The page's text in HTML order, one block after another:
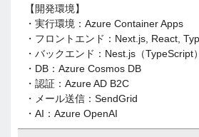
【開発環境】
・実行環境：Azure Container Apps
・フロントエンド：Next.js, React,
・バックエンド：Nest.js（TypeScript）
・DB：Azure Cosmos DB
・認証：Azure AD B2C
・メール送信：SendGrid
・AI：Azure OpenAI